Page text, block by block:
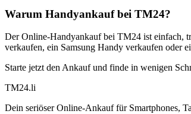
Warum Handyankauf bei TM24?
Der Online-Handyankauf bei TM24 ist einfach,
verkaufen, ein Samsung Handy verkaufen oder
Starte jetzt den Ankauf und finde in wenigen
TM24.li
Dein seriöser Online-Ankauf für Smartphones,